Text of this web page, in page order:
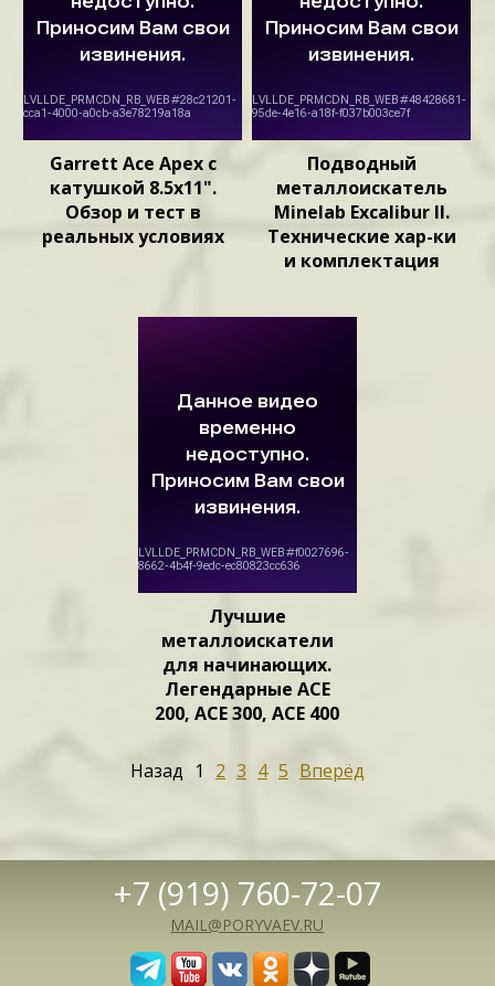
Garrett Ace Apex с
катушкой 8.5х11".
Обзор и тест в
реальных условиях
Подводный
металлоискатель
Minelab Excalibur II.
Технические хар-ки
и комплектация
Лучшие
металлоискатели
для начинающих.
Легендарные АСЕ
200, АСЕ 300, АСЕ 400
Назад 1 2 3 4 5 Вперёд
+7 (919) 760-72-07
MAIL@PORYVAEV.RU